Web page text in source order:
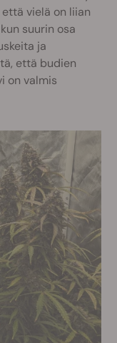
vielä on liian
suurin osa
ja
että budien
on valmis